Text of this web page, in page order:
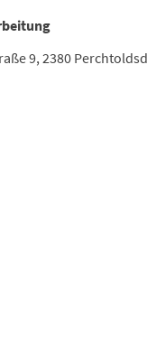
9, 2380